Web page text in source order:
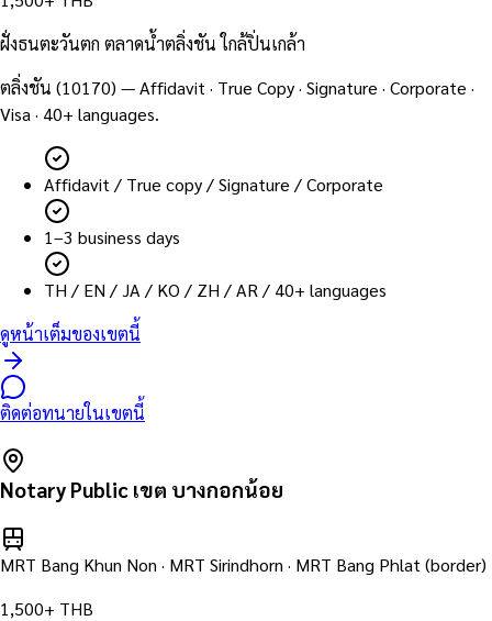
ฝั่งธนตะวันตก ตลาดน้ำตลิ่งชัน ใกล้ปิ่นเกล้า
ตลิ่งชัน (10170) — Affidavit · True Copy · Signature · Corporate ·
Visa · 40+ languages.
Affidavit / True copy / Signature / Corporate
1–3 business days
TH / EN / JA / KO / ZH / AR / 40+ languages
ดูหน้าเต็มของเขตนี้
ติดต่อทนายในเขตนี้
Notary Public เขต บางกอกน้อย
MRT Bang Khun Non · MRT Sirindhorn · MRT Bang Phlat (border)
1,500+ THB